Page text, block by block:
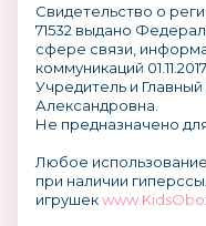
Свидетельство о
71532 выдано
сфере связи,
коммуникаций 01.11.2017.
Учредитель и
Александровна.
Не предназначено
Любое
при наличии
игрушек